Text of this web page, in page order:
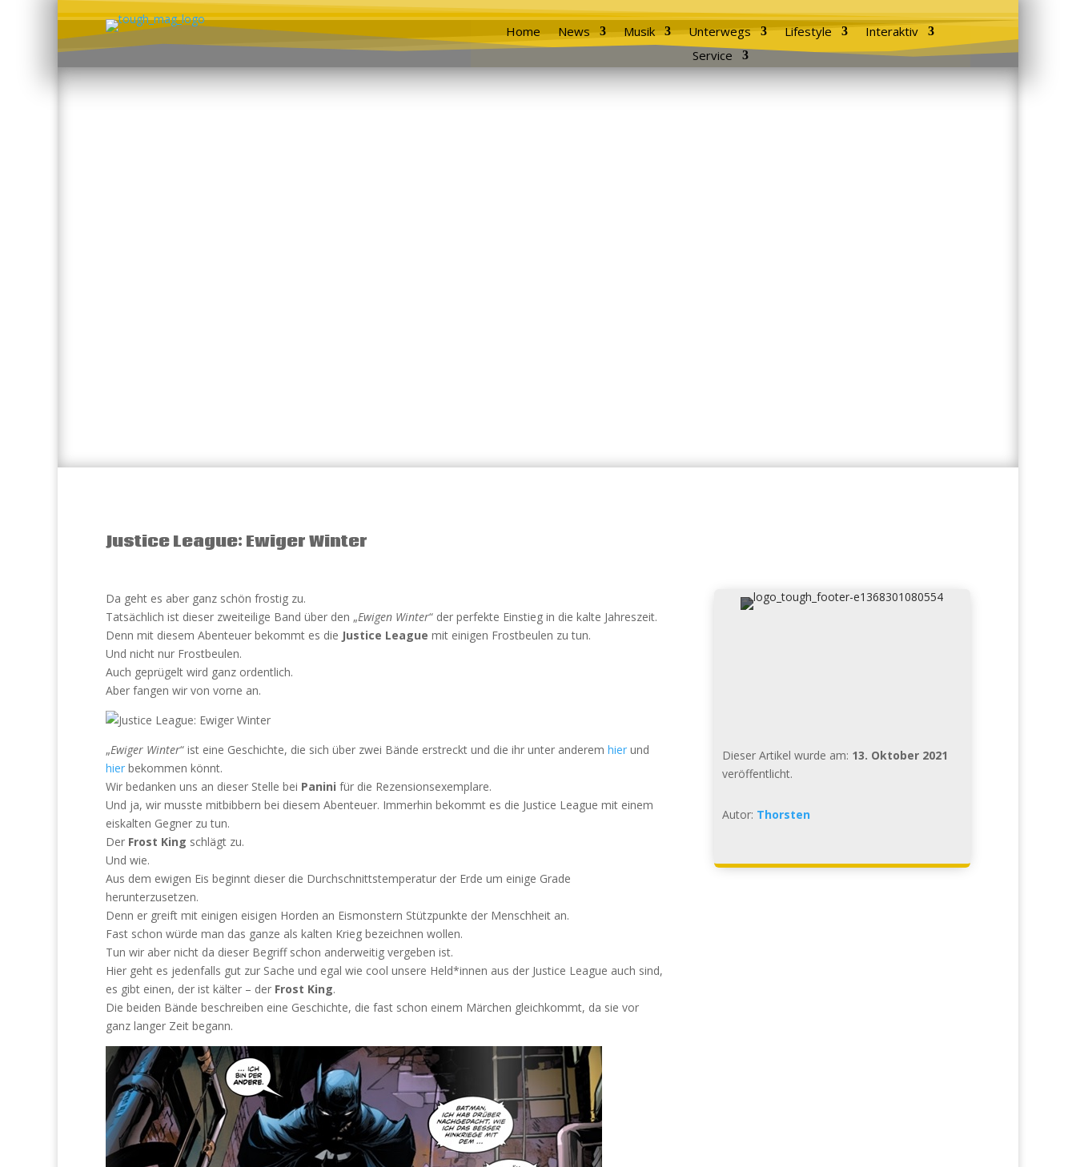
Home News Musik Unterwegs Lifestyle
Interaktiv
Service
Justice League: Ewiger Winter
Da geht es aber ganz schön frostig zu.
Tatsächlich ist dieser zweiteilige Band über den „Ewigen Winter“ der perfekte Einstieg in die kalte Jahreszeit.
Denn mit diesem Abenteuer bekommt es die Justice League mit einigen Frostbeulen zu tun.
Und nicht nur Frostbeulen.
Auch geprügelt wird ganz ordentlich.
Aber fangen wir von vorne an.
„Ewiger Winter“ ist eine Geschichte, die sich über zwei Bände erstreckt und die ihr unter anderem hier und
hier bekommen könnt.
Wir bedanken uns an dieser Stelle bei Panini für die Rezensionsexemplare.
Und ja, wir musste mitbibbern bei diesem Abenteuer. Immerhin bekommt es die Justice League mit einem
eiskalten Gegner zu tun.
Der Frost King schlägt zu.
Und wie.
Aus dem ewigen Eis beginnt dieser die Durchschnittstemperatur der Erde um einige Grade
herunterzusetzen.
Denn er greift mit einigen eisigen Horden an Eismonstern Stützpunkte der Menschheit an.
Fast schon würde man das ganze als kalten Krieg bezeichnen wollen.
Tun wir aber nicht da dieser Begriff schon anderweitig vergeben ist.
Hier geht es jedenfalls gut zur Sache und egal wie cool unsere Held*innen aus der Justice League auch sind,
es gibt einen, der ist kälter – der Frost King.
Die beiden Bände beschreiben eine Geschichte, die fast schon einem Märchen gleichkommt, da sie vor
ganz langer Zeit begann.
Dieser Artikel wurde am: 13. Oktober 2021
veröffentlicht.
Autor: Thorsten